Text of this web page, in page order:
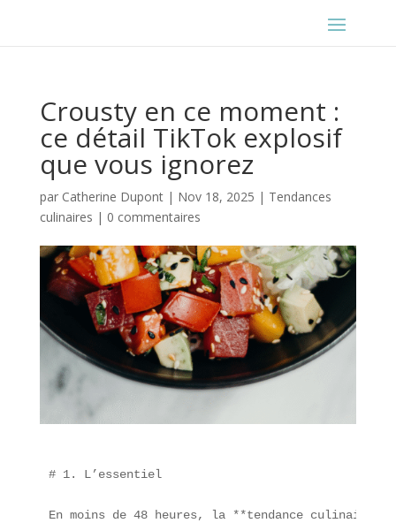
Crousty en ce moment :
ce détail TikTok explosif
que vous ignorez
par Catherine Dupont| Nov 18, 2025 | Tendances
culinaires | 0 commentaires
# 1. L’essentiel
En moins de 48 heures, la **tendance